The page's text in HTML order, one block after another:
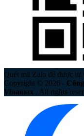
Quét mã Zalo để được tư
Copyright © 2026 -
Vinamax . All rights